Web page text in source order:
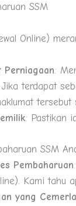
SSM
Online)
Perniagaan:
terdapat
: Pastikan
SSM
Pembaharuan
Kami tahu
yang